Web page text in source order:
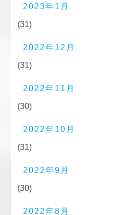
2023年1月
(31)
2022年12月
(31)
2022年11月
(30)
2022年10月
(31)
2022年9月
(30)
2022年8月